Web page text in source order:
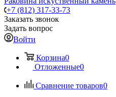
+7 (812) 317-33-73
Заказать звонок
Задать вопрос
Войти
Корзина0
Отложенные0
Сравнение товаров0